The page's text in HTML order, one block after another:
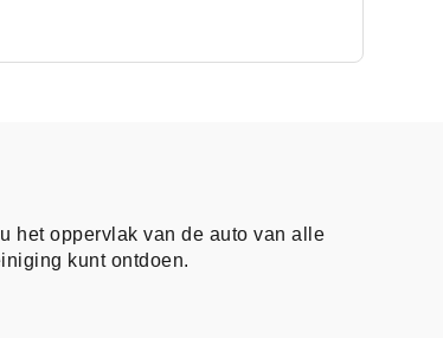
het oppervlak van de auto van alle
kunt ontdoen.